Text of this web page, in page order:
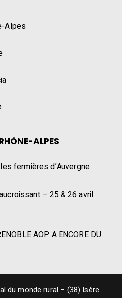
Alpes
ALPES
fermières d’Auvergne
– 25 & 26 avril
AOP A ENCORE DU
du monde rural – (38) Isère